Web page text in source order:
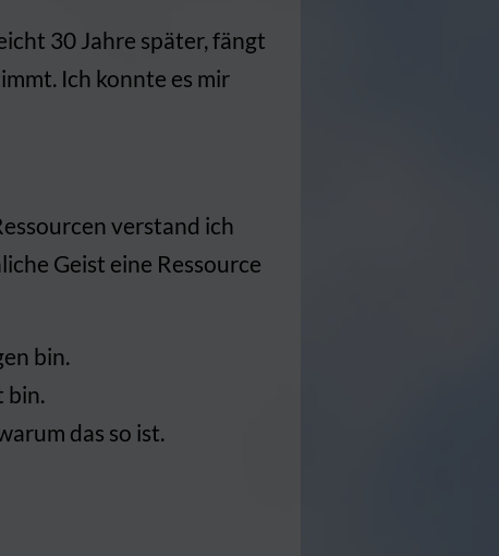
30 Jahre später, fängt
Ich konnte es mir
verstand ich
Geist eine Ressource
bin.
bin.
das so ist.